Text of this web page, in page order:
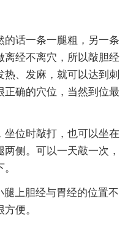
的话一条一腿粗，另一条
离经不离穴，所以敲胆经
热、发麻，就可以达到刺
确的穴位，当然到位最
坐位时敲打，也可以坐在
侧。可以一天敲一次，
上胆经与胃经的位置不
便。